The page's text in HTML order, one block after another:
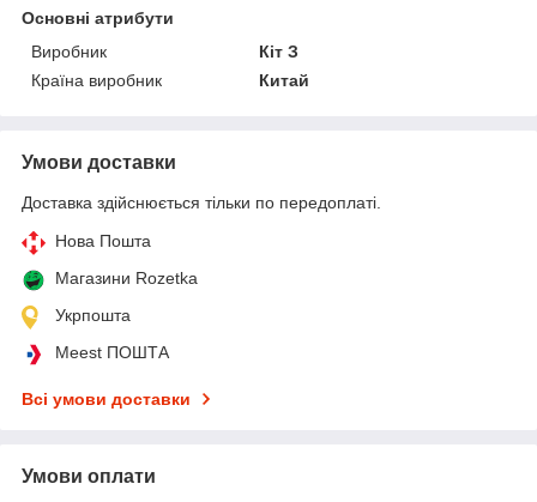
Основні атрибути
Виробник
Кіт З
Країна виробник
Китай
Умови доставки
Доставка здійснюється тільки по передоплаті.
Нова Пошта
Магазини Rozetka
Укрпошта
Meest ПОШТА
Всі умови доставки
Умови оплати